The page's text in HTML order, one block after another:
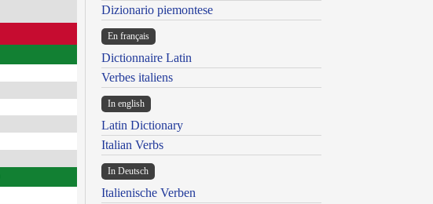
Dizionario piemontese
En français
Dictionnaire Latin
Verbes italiens
In english
Latin Dictionary
Italian Verbs
In Deutsch
Italienische Verben